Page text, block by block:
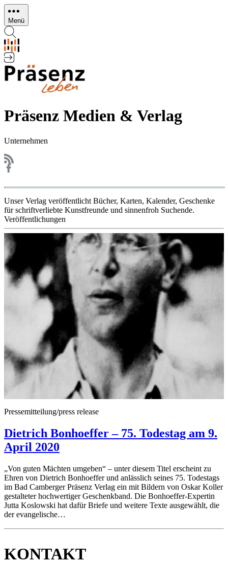
Direkt
zum
Inhalt
Menü
Präsenz Medien & Verlag
Unternehmen
Unser Verlag veröffentlicht Bücher, Karten, Kalender, Geschenke
für schriftverliebte Kunstfreunde und sinnenfroh Suchende.
Veröffentlichungen
Pressemitteilung/press release
Dietrich Bonhoeffer – 75. Todestag am 9.
April 2020
„Von guten Mächten umgeben“ – unter diesem Titel erscheint zu
Ehren von Dietrich Bonhoeffer und anlässlich seines 75. Todestags
im Bad Camberger Präsenz Verlag ein mit Bildern von Oskar Koller
gestalteter hochwertiger Geschenkband. Die Bonhoeffer-Expertin
Jutta Koslowski hat dafür Briefe und weitere Texte ausgewählt, die
der evangelische…
KONTAKT